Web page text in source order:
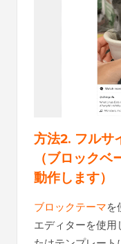
方法2. フルサ
（ブロック
動作します）
ブロックテーマを
エディターを使用